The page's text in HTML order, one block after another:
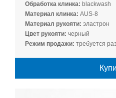
Обработка клинка: blackwash
Материал клинка: AUS-8
Материал рукояти: эластрон
Цвет рукояти: черный
Режим продажи: требуется